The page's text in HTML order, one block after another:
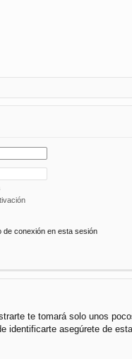
de conexión en esta sesión
te tomará solo unos
identificarte asegúrete de